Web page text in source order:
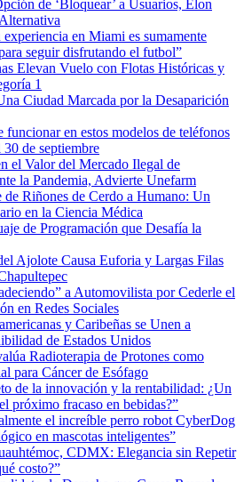
de ‘Bloquear’ a Usuarios, Elon
experiencia en Miami es sumamente
seguir disfrutando el futbol”
Elevan Vuelo con Flotas Históricas y
1
Ciudad Marcada por la Desaparición
funcionar en estos modelos de teléfonos
de septiembre
el Valor del Mercado Ilegal de
la Pandemia, Advierte Unefarm
Riñones de Cerdo a Humano: Un
en la Ciencia Médica
de Programación que Desafía la
Ajolote Causa Euforia y Largas Filas
a Automovilista por Cederle el
en Redes Sociales
y Caribeñas se Unen a
de Estados Unidos
Radioterapia de Protones como
para Cáncer de Esófago
de la innovación y la rentabilidad: ¿Un
próximo fracaso en bebidas?”
el increíble perro robot CyberDog
en mascotas inteligentes”
CDMX: Elegancia sin Repetir
costo?”